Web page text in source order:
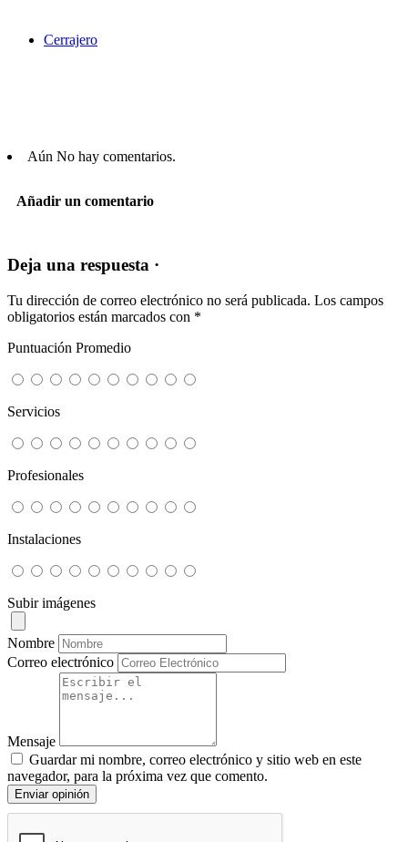
Cerrajero
Aún No hay comentarios.
Añadir un comentario
Deja una respuesta ·
Tu dirección de correo electrónico no será publicada. Los campos
obligatorios están marcados con *
Puntuación Promedio
Servicios
Profesionales
Instalaciones
Subir imágenes
Nombre
Correo electrónico
Mensaje
Guardar mi nombre, correo electrónico y sitio web en este
navegador, para la próxima vez que comento.
Enviar opinión